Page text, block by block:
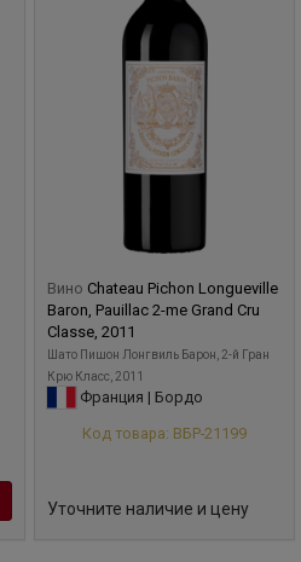
Вино Chateau Pichon Longueville
Baron, Pauillac 2-me Grand Cru
Classe, 2011
Шато Пишон Лонгвиль Барон, 2-й Гран
Крю Класс, 2011
Франция | Бордо
Код товара: ВБР-21199
Уточните наличие и цену